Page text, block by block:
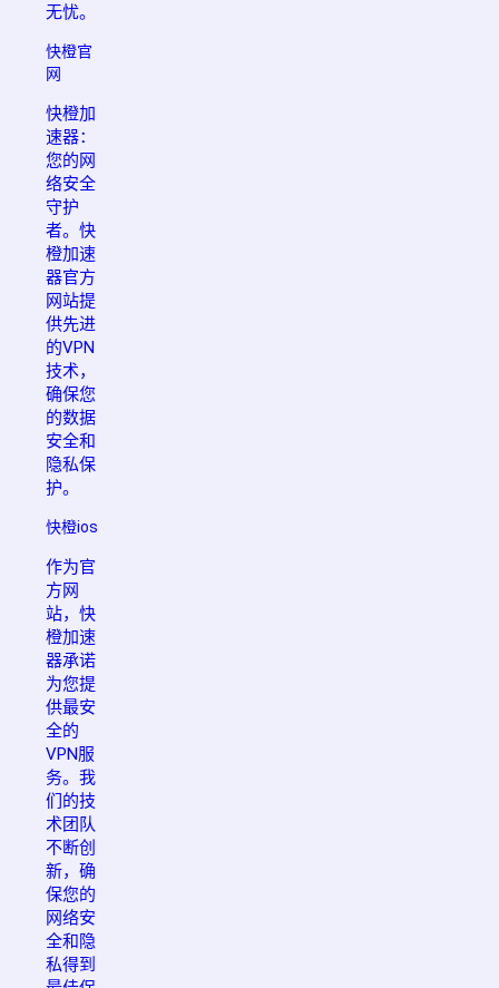
无忧。
快橙官
网
快橙加
速器：
您的网
络安全
守护
者。快
橙加速
器官方
网站提
供先进
的VPN
技术，
确保您
的数据
安全和
隐私保
护。
快橙ios
作为官
方网
站，快
橙加速
器承诺
为您提
供最安
全的
VPN服
务。我
们的技
术团队
不断创
新，确
保您的
网络安
全和隐
私得到